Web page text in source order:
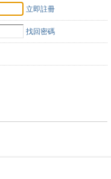
立即註冊
找回密碼